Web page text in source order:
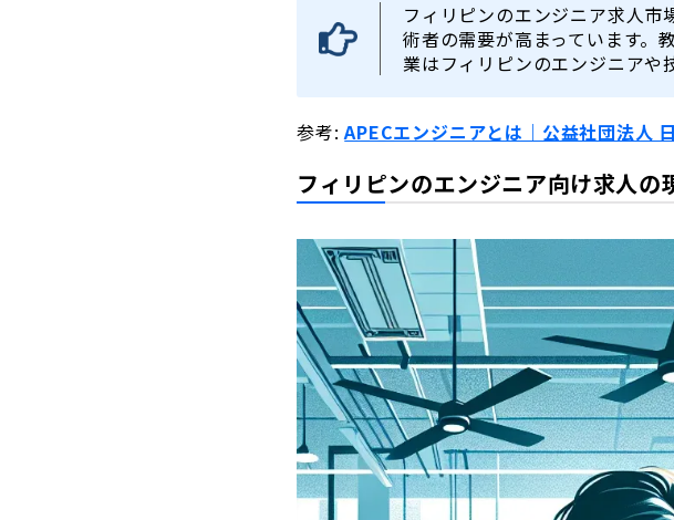
フィリピンのエンジニア求人
術者の需要が高まっています。
業はフィリピンのエンジニアや
参考:APECエンジニアとは｜公益社団法人
フィリピンのエンジニア向け求人の